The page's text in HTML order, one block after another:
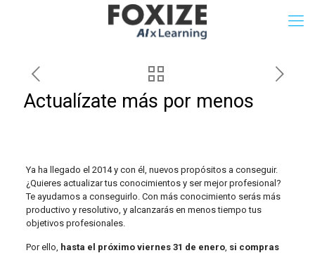
Actualízate más por menos
Ya ha llegado el 2014 y con él, nuevos propósitos a conseguir.
¿Quieres actualizar tus conocimientos y ser mejor profesional?
Te ayudamos a conseguirlo. Con más conocimiento serás más
productivo y resolutivo, y alcanzarás en menos tiempo tus
objetivos profesionales.
Por ello, hasta el próximo viernes 31 de enero, si compras